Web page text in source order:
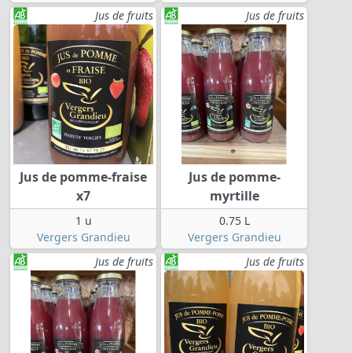
Jus de fruits
Jus de pomme-fraise
x7
1 u
Vergers Grandieu
Jus de fruits
Jus de pomme-
myrtille
0.75 L
Vergers Grandieu
Jus de fruits
Jus de fruits